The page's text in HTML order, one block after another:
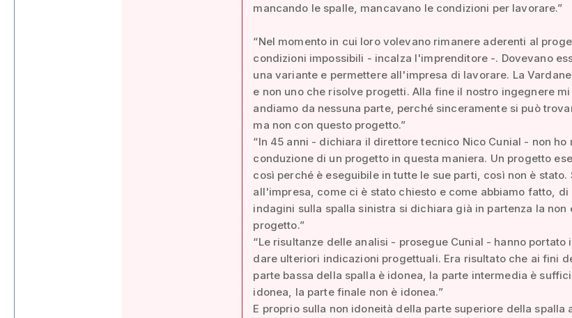
mancando le spalle, mancavano le condizioni per lavorare.”
“Nel momento in cui loro volevano rimanere aderenti al
condizioni impossibili - incalza l'imprenditore -. Dovevano
una variante e permettere all'impresa di lavorare. La
e non uno che risolve progetti. Alla fine il nostro ingegnere
andiamo da nessuna parte, perché sinceramente si può
ma non con questo progetto.”
“In 45 anni - dichiara il direttore tecnico Nico Cunial - non ho
conduzione di un progetto in questa maniera. Un progetto
così perché è eseguibile in tutte le sue parti, così non è stato.
all'impresa, come ci è stato chiesto e come abbiamo fatto,
indagini sulla spalla sinistra si dichiara già in partenza la non
progetto.”
“Le risultanze delle analisi - prosegue Cunial - hanno portato
dare ulteriori indicazioni progettuali. Era risultato che ai fini
parte bassa della spalla è idonea, la parte intermedia è
idonea, la parte finale non è idonea.”
E proprio sulla non idoneità della parte superiore della spalla